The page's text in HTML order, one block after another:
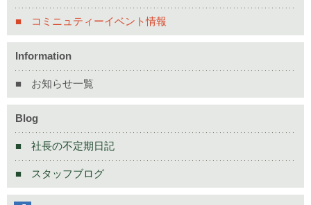
コミニュティーイベント情報
Information
お知らせ一覧
Blog
社長の不定期日記
スタッフブログ